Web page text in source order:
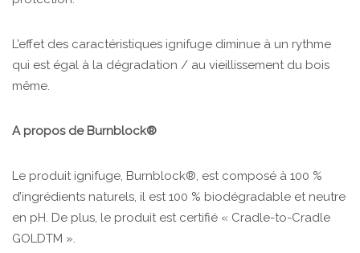
L’effet des caractéristiques ignifuge diminue à un rythme
qui est égal à la dégradation / au vieillissement du bois
même.
A propos de Burnblock®
Le produit ignifuge, Burnblock®, est composé à 100 %
d’ingrédients naturels, il est 100 % biodégradable et neutre
en pH. De plus, le produit est certifié « Cradle-to-Cradle
GOLDTM ».